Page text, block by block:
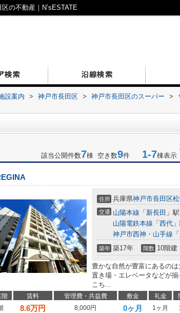
の不動産｜N’sESTATE
設案内 > 神戸市長田区 > 神戸市長田区のスーパー >
該当公開件数7棟 空き数9件 1-7棟表示
住所 兵庫県神戸市長田区
交通 山陽本線 「 新長田 」
山陽電鉄本線 「 西代
神戸市西神・山手線 「
築年 築17年 階数 10階建
豊かな自然が豊富にあるの
置き場・エレベータなどが
こち...
階 賃料 管理費・共益費 敷金 礼金
8.6万円 8,000円 0ヶ月 1ヶ月